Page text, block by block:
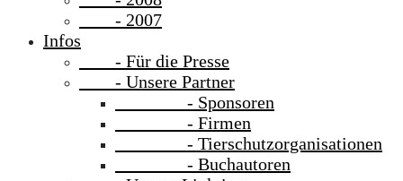
- 2007
Infos
- Für die Presse
- Unsere Partner
- Sponsoren
- Firmen
- Tierschutzorganisationen
- Buchautoren